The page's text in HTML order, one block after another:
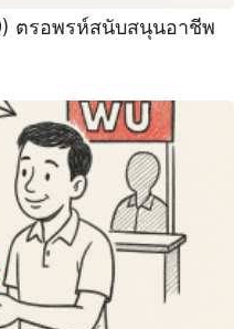
ตรอพรห์สนับสนุนอาชีพ